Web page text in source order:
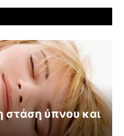
στάση ύπνου και